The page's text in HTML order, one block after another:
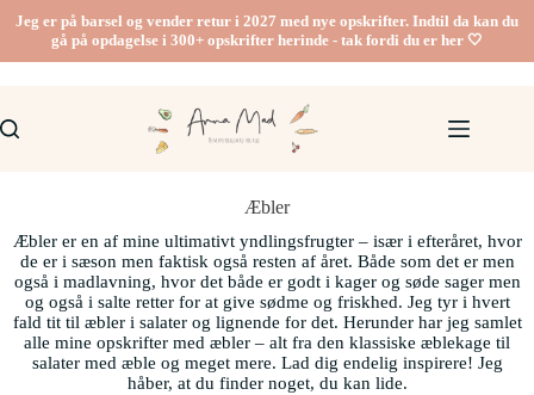
Jeg er på barsel og vender retur i 2027 med nye opskrifter. Indtil da kan du
gå på opdagelse i 300+ opskrifter herinde - tak fordi du er her 🤍
Æbler
Æbler er en af mine ultimativt yndlingsfrugter – især i efteråret, hvor
de er i sæson men faktisk også resten af året. Både som det er men
også i madlavning, hvor det både er godt i kager og søde sager men
og også i salte retter for at give sødme og friskhed. Jeg tyr i hvert
fald tit til æbler i salater og lignende for det. Herunder har jeg samlet
alle mine opskrifter med æbler – alt fra den klassiske æblekage til
salater med æble og meget mere. Lad dig endelig inspirere! Jeg
håber, at du finder noget, du kan lide.